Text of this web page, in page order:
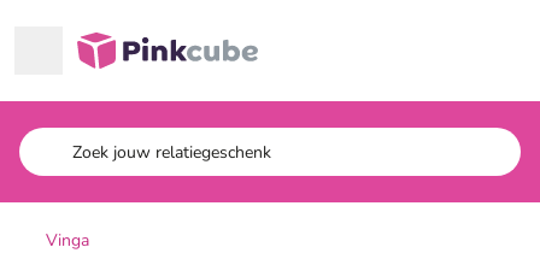
Pinkcube
Vinga